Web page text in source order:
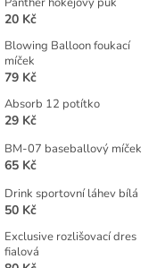
20 Kč
Blowing Balloon foukací
míček
79 Kč
Absorb 12 potítko
29 Kč
BM-07 baseballový míček
65 Kč
Drink sportovní láhev bílá
50 Kč
Exclusive rozlišovací dres
fialová